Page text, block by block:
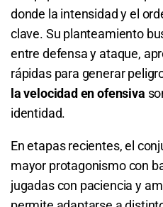
Total de Córners - Menos de
3.00 S/
Total de Córners - Más de 9.5
1.55
Total de Córners - Menos de
2.22 S/
8.47 S/
Total de Goles - Menos de 4.5
1.08 S/
Se Clasificará Mirassol
1.85 S/
Se Clasificará Liga de Quito
Total de Goles - Más de 2.5
2.12
Total de Goles - Menos de 2.5
1.72
Total de Goles - Más de 3.5
3.80 S/
donde la intensidad y el
clave. Su planteamiento
entre defensa y ataque,
rápidas para generar
la velocidad en ofensiva
identidad.
En etapas recientes, el
mayor protagonismo con
jugadas con paciencia y